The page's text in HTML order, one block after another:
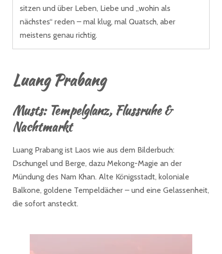
sitzen und über Leben, Liebe und „wohin als
nächstes“ reden – mal klug, mal Quatsch, aber
meistens genau richtig.
Luang Prabang
Musts: Tempelglanz, Flussruhe &
Nachtmarkt
Luang Prabang ist Laos wie aus dem Bilderbuch:
Dschungel und Berge, dazu Mekong-Magie an der
Mündung des Nam Khan. Alte Königsstadt, koloniale
Balkone, goldene Tempeldächer – und eine Gelassenheit,
die sofort ansteckt.